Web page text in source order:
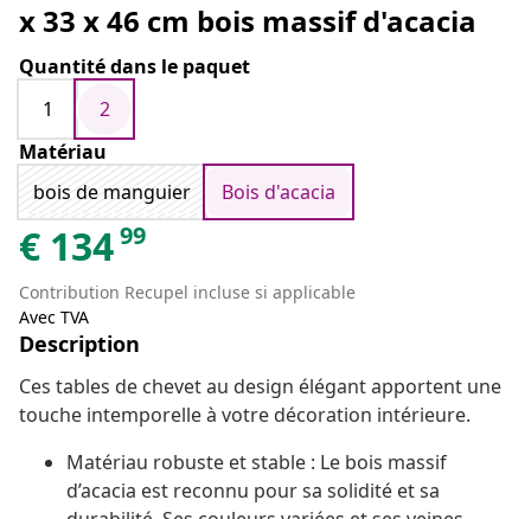
x 33 x 46 cm bois massif d'acacia
Quantité dans le paquet
1
2
Matériau
bois de manguier
Bois d'acacia
€ 13499
Contribution Recupel incluse si applicable
Avec TVA
Description
Ces tables de chevet au design élégant apportent une
touche intemporelle à votre décoration intérieure.
Matériau robuste et stable : Le bois massif
d’acacia est reconnu pour sa solidité et sa